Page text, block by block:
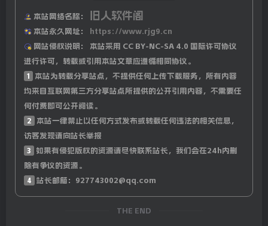
本站网络名称： 旧人软件阁
本站永久网址：
https://www.rjg9.cn
网站侵权说明：
本站采用 CC BY-NC-SA 4.0 国际许可协议
进行许可，转载或引用本站文章应遵循相同协议。
1
本站为转载分享站点，不提供任何上传下载服务，所有内容
均来自互联网第三方分享站点所提供的公开引用内容，不需要任
何付费即可公开阅读。
2
本站一律禁止以任何方式发布或转载任何违法的相关信息，
访客发现请向站长举报
3
如果有侵犯版权的资源请尽快联系站长，我们会在24h内删
除有争议的资源。
4 站长邮箱：927743002@qq.com
THE END